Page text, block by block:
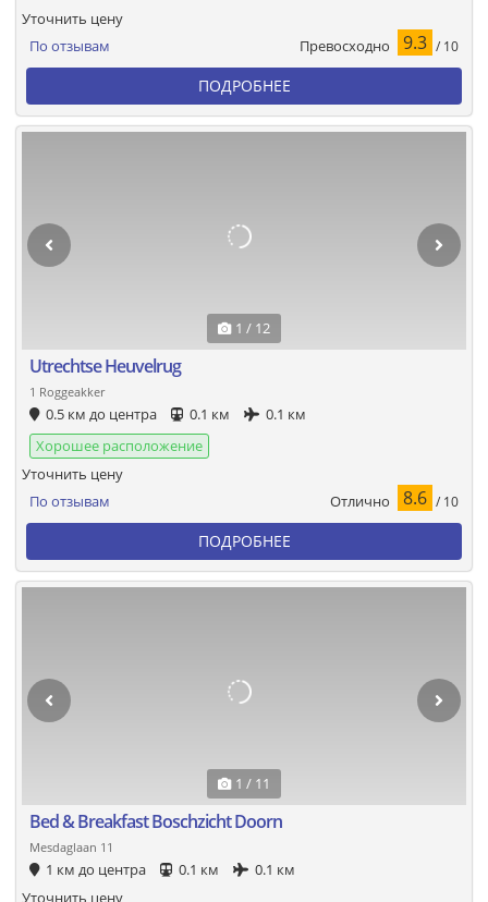
По отзывам Превосходно 9.3 / 10
Уточнить цену
ПОДРОБНЕЕ
1 / 12
Utrechtse Heuvelrug
1 Roggeakker
0.5 км до центра 0.1 км
0.1 км
Хорошее расположение
По отзывам Отлично 8.6 / 10
Уточнить цену
ПОДРОБНЕЕ
1 / 11
Bed & Breakfast Boschzicht Doorn
Mesdaglaan 11
1 км до центра 0.1 км
0.1 км
Уточнить цену